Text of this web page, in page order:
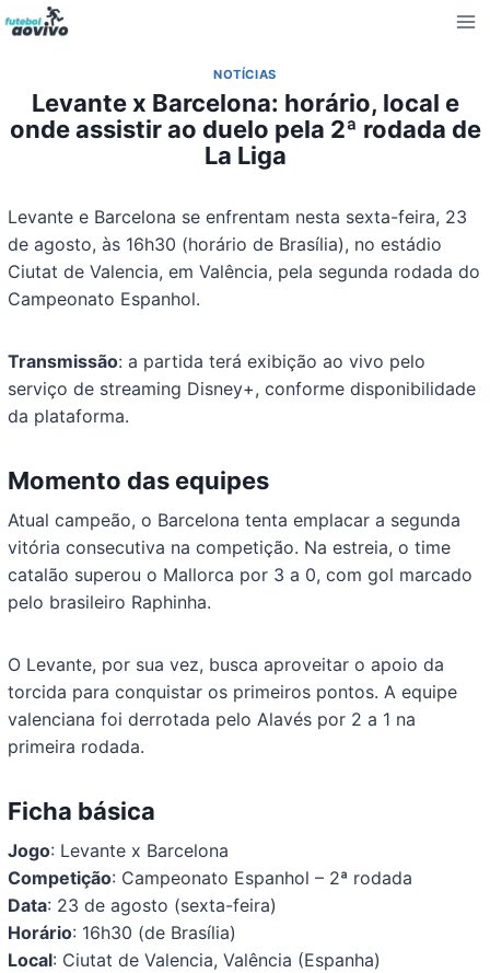
Pular
para
Conteúdo
NOTÍCIAS
Levante x Barcelona: horário, local e
onde assistir ao duelo pela 2ª rodada de
La Liga
Levante e Barcelona se enfrentam nesta sexta-feira, 23
de agosto, às 16h30 (horário de Brasília), no estádio
Ciutat de Valencia, em Valência, pela segunda rodada do
Campeonato Espanhol.
Transmissão: a partida terá exibição ao vivo pelo
serviço de streaming Disney+, conforme disponibilidade
da plataforma.
Momento das equipes
Atual campeão, o Barcelona tenta emplacar a segunda
vitória consecutiva na competição. Na estreia, o time
catalão superou o Mallorca por 3 a 0, com gol marcado
pelo brasileiro Raphinha.
O Levante, por sua vez, busca aproveitar o apoio da
torcida para conquistar os primeiros pontos. A equipe
valenciana foi derrotada pelo Alavés por 2 a 1 na
primeira rodada.
Ficha básica
Jogo: Levante x Barcelona
Competição: Campeonato Espanhol – 2ª rodada
Data: 23 de agosto (sexta-feira)
Horário: 16h30 (de Brasília)
Local: Ciutat de Valencia, Valência (Espanha)